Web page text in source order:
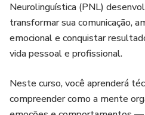
Neurolinguística (PNL)
transformar sua comunicação,
emocional e conquistar
vida pessoal e profissional.
Neste curso, você aprenderá
compreender como a mente